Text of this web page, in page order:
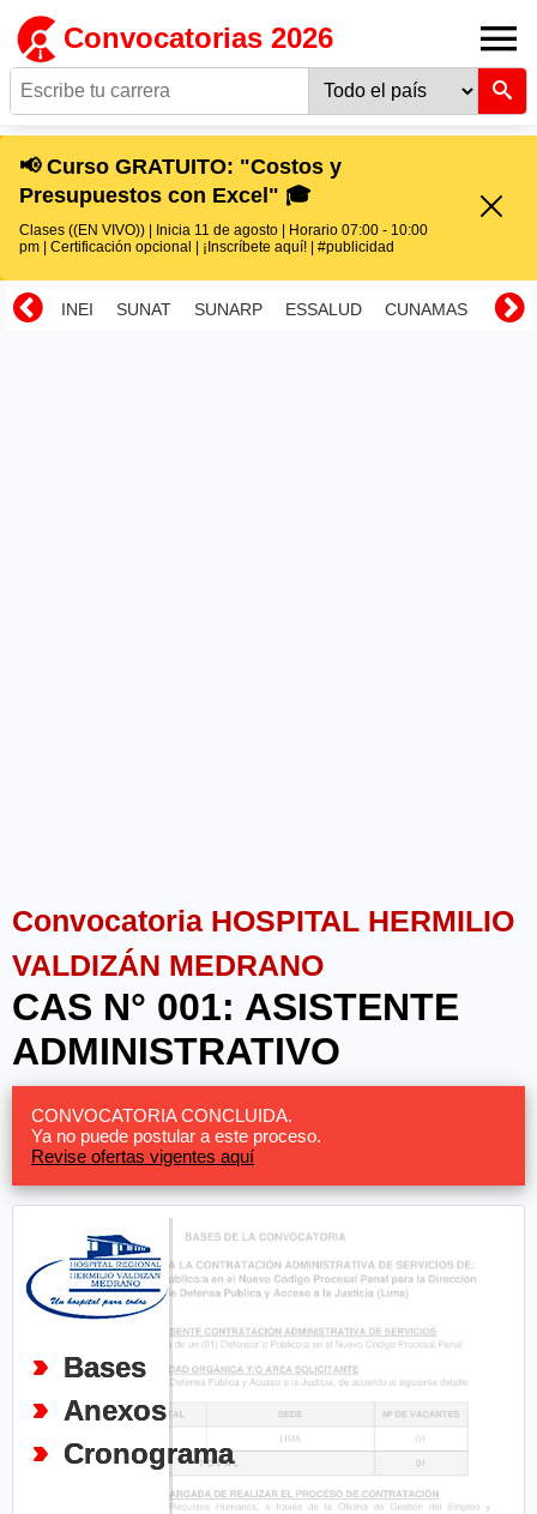
Convocatorias 2026
📢 Curso GRATUITO: "Costos y
Presupuestos con Excel" 🎓
Clases ((EN VIVO)) | Inicia 11 de agosto | Horario 07:00 - 10:00
pm | Certificación opcional | ¡Inscríbete aquí! | #publicidad
INEI SUNAT SUNARP ESSALUD CUNAMAS
Convocatoria HOSPITAL HERMILIO
VALDIZÁN MEDRANO
CAS N° 001: ASISTENTE
ADMINISTRATIVO
CONVOCATORIA CONCLUIDA.
Ya no puede postular a este proceso.
Revise ofertas vigentes aquí
Bases
Anexos
Cronograma